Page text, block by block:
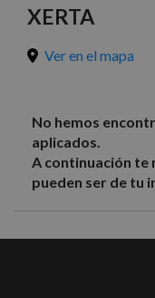
XERTA
Ver en el mapa
No hemos
aplicados.
A continuación te
pueden ser de tu